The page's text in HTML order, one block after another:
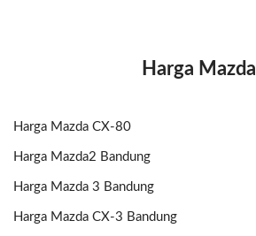
Harga Mazda
Harga Mazda CX-80
Harga Mazda2 Bandung
Harga Mazda 3 Bandung
Harga Mazda CX-3 Bandung